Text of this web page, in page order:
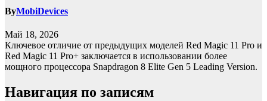
ByMobiDevices
Май 18, 2026
Ключевое отличие от предыдущих моделей Red Magic 11 Pro и
Red Magic 11 Pro+ заключается в использовании более
мощного процессора Snapdragon 8 Elite Gen 5 Leading Version.
Навигация по записям